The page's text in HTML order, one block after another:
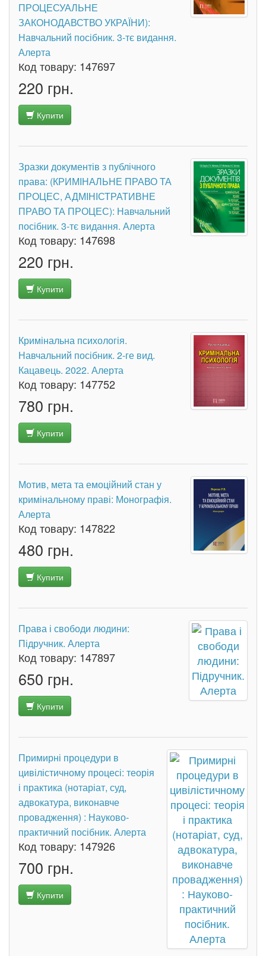
ПРОЦЕСУАЛЬНЕ
ЗАКОНОДАВСТВО УКРАЇНИ):
Навчальний посібник. 3-тє видання.
Алерта
Код товару: 147697
220 грн.
Купити
Зразки документів з публічного
права: (КРИМІНАЛЬНЕ ПРАВО ТА
ПРОЦЕС, АДМІНІСТРАТИВНЕ
ПРАВО ТА ПРОЦЕС): Навчальний
посібник. 3-тє видання. Алерта
Код товару: 147698
220 грн.
Купити
Кримінальна психологія.
Навчальний посібник. 2-ге вид.
Кацавець. 2022. Алерта
Код товару: 147752
780 грн.
Купити
Мотив, мета та емоційний стан у
кримінальному праві: Монографія.
Алерта
Код товару: 147822
480 грн.
Купити
Права і свободи людини:
Підручник. Алерта
Код товару: 147897
650 грн.
Купити
Примирні процедури в
цивілістичному процесі: теорія
і практика (нотаріат, суд,
адвокатура, виконавче
провадження) : Науково-
практичний посібник. Алерта
Код товару: 147926
700 грн.
Купити